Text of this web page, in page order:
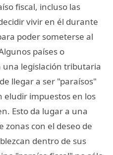
fiscal, incluso las
vivir en él durante
poder someterse al
países o
legislación tributaria
llegar a ser "paraísos"
eludir impuestos en los
Esto da lugar a una
zonas con el deseo de
dentro de sus